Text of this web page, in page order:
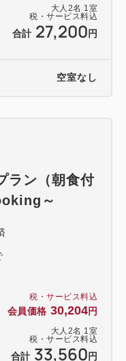
大人 2名 1 室
税・サービス料込
合計 27,200 円
空室なし
税・サービス料込
会員価格 30,204円
大人 2名 1 室
税・サービス料込
合計 33,560 円
ラン（朝食付
～